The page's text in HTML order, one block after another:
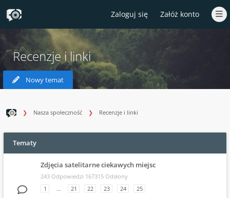
Zaloguj się Załóż konto
Recenzje i linki
Nowy temat
Nasza społeczność Recenzje i linki
Tematy
Zdjęcia satelitarne ciekawych miejsc
243 Odpowiedzi 167315 Odsłony
1
… 21 22 23 24 25